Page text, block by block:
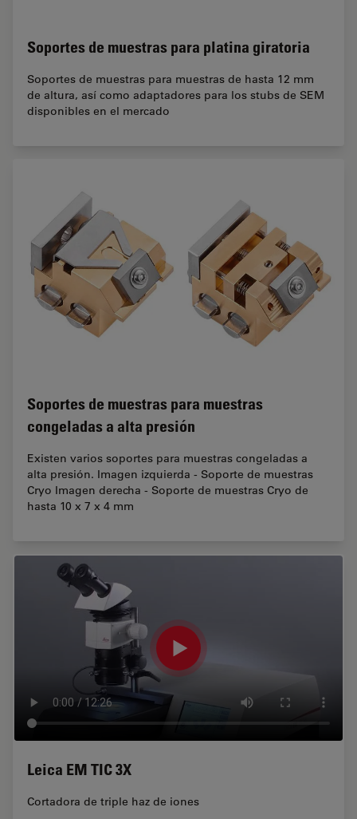
Soportes de muestras para platina giratoria
Soportes de muestras para muestras de hasta 12 mm
de altura, así como adaptadores para los stubs de SEM
disponibles en el mercado
Soportes de muestras para muestras
congeladas a alta presión
Existen varios soportes para muestras congeladas a
alta presión. Imagen izquierda - Soporte de muestras
Cryo Imagen derecha - Soporte de muestras Cryo de
hasta 10 x 7 x 4 mm
Leica EM TIC 3X
Cortadora de triple haz de iones